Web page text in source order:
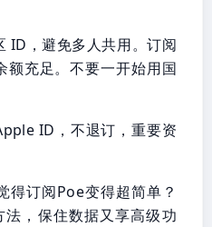
ID，避免多人共用。订阅
额充足。不要一开始用国
ID，不退订，重要资
得订阅Poe变得超简单？
法，保住数据又享高级功